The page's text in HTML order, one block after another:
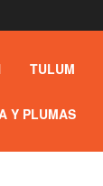
TULUM
Y PLUMAS